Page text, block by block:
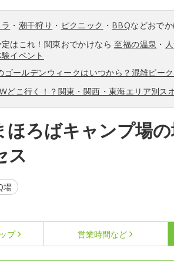
・ 潮干狩り ・ ピクニック ・ BBQなどおで
はこれ！関東おでかけなら至福の温泉 ・
イベント
ゴールデンウィークはいつから？混雑ピー
どこ行く！？関東・関西・東海エリア別ス
ほろばキャンプ場
ス
場
プ 営業時間など